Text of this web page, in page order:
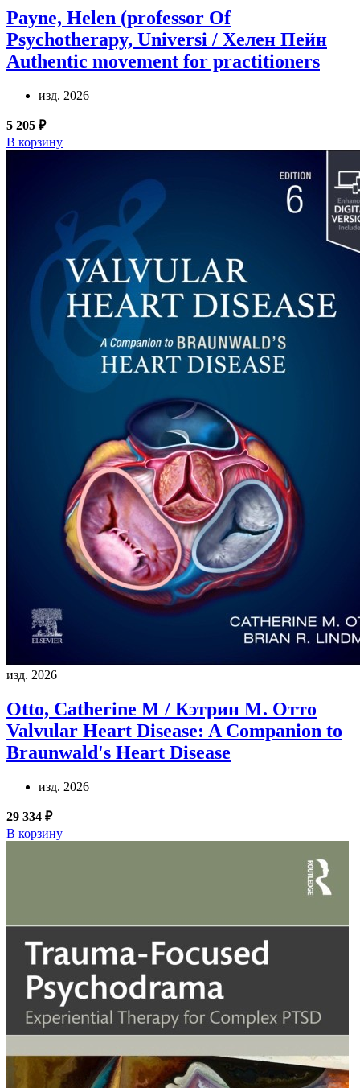
Payne, Helen (professor Of
Psychotherapy, Universi / Хелен Пейн
Authentic movement for practitioners
изд. 2026
5 205 ₽
В корзину
изд. 2026
Otto, Catherine M / Кэтрин М. Отто
Valvular Heart Disease: A Companion to
Braunwald's Heart Disease
изд. 2026
29 334 ₽
В корзину